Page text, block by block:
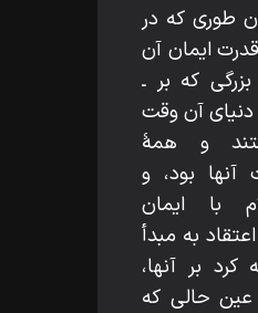
طورى كه در
ايمان آن
بزرگى كه بر ـ
دنياى آن وقت
و همۀ
آنها بود، و
با ايمان
به مبدأ
بر آنها،
حالى كه